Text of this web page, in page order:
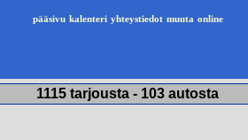
pääsivu kalenteri yhteystiedot muuta online
1115 tarjousta - 103 autosta